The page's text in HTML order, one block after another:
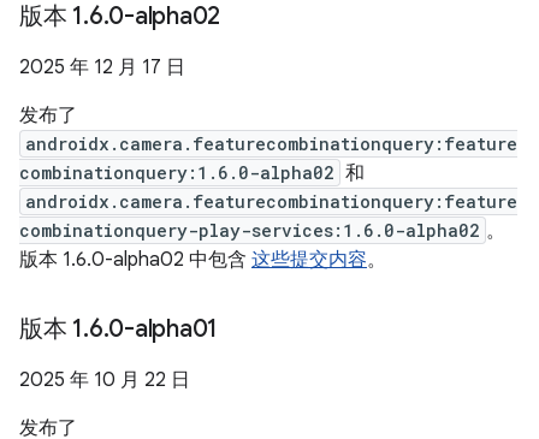
版本 1.6.0-alpha02
2025 年 12 月 17 日
发布了
androidx.camera.featurecombinationquery:feature
combinationquery:1.6.0-alpha02 和
androidx.camera.featurecombinationquery:feature
combinationquery-play-services:1.6.0-alpha02 。
版本 1.6.0-alpha02 中包含 这些提交内容。
版本 1.6.0-alpha01
2025 年 10 月 22 日
发布了